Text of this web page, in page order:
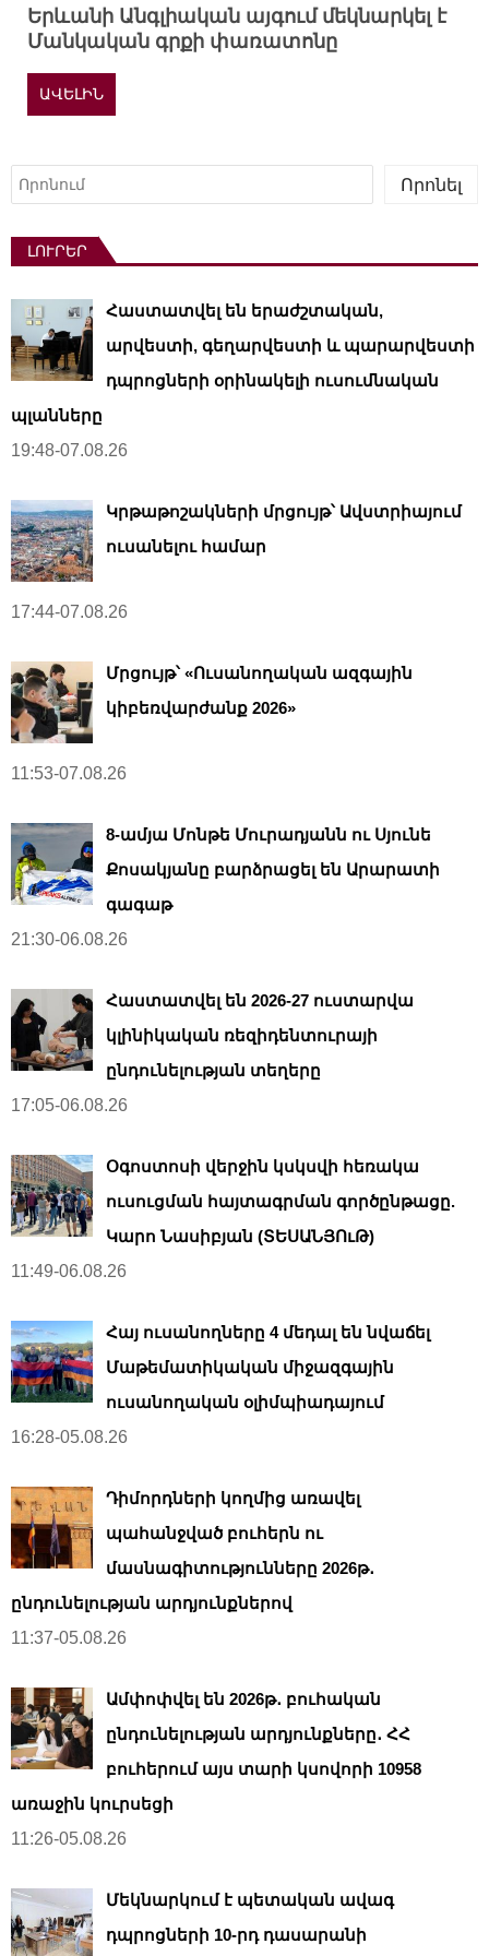
Երևանի Անգլիական այգում մեկնարկել է
Մանկական գրքի փառատոնը
ԱՎԵԼԻՆ
Որոնել
Որոնել
ԼՈՒՐԵՐ
Հաստատվել են երաժշտական,
արվեստի, գեղարվեստի և պարարվեստի
դպրոցների օրինակելի ուսումնական
պլանները
19:48-07.08.26
Կրթաթոշակների մրցույթ՝ Ավստրիայում
ուսանելու համար
17:44-07.08.26
Մրցույթ՝ «Ուսանողական ազգային
կիբեռվարժանք 2026»
11:53-07.08.26
8-ամյա Մոնթե Մուրադյանն ու Սյունե
Քոսակյանը բարձրացել են Արարատի
գագաթ
21:30-06.08.26
Հաստատվել են 2026-27 ուստարվա
կլինիկական ռեզիդենտուրայի
ընդունելության տեղերը
17:05-06.08.26
Օգոստոսի վերջին կսկսվի հեռակա
ուսուցման հայտագրման գործընթացը.
Կարո Նասիբյան (ՏԵՍԱՆՅՈւԹ)
11:49-06.08.26
Հայ ուսանողները 4 մեդալ են նվաճել
Մաթեմատիկական միջազգային
ուսանողական օլիմպիադայում
16:28-05.08.26
Դիմորդների կողմից առավել
պահանջված բուհերն ու
մասնագիտությունները 2026թ․
ընդունելության արդյունքներով
11:37-05.08.26
Ամփոփվել են 2026թ․ բուհական
ընդունելության արդյունքները․ ՀՀ
բուհերում այս տարի կսովորի 10958
առաջին կուրսեցի
11:26-05.08.26
Մեկնարկում է պետական ավագ
դպրոցների 10-րդ դասարանի